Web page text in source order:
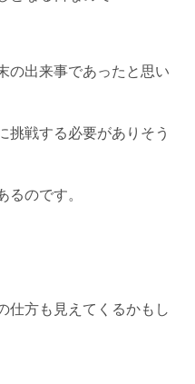
の出来事であったと思い
挑戦する必要がありそう
のです。
仕方も見えてくるかもし